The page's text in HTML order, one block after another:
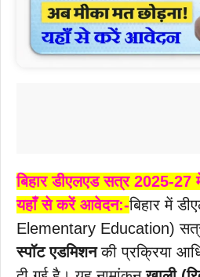
बिहार डीएलएड सत्र 2025-
यहाँ से करें आवेदन:-बिहार में
Elementary Education)
स्पॉट एडमिशनकी प्रक्रिया